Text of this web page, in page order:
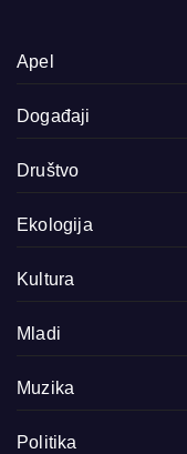
Apel
Događaji
Društvo
Ekologija
Kultura
Mladi
Muzika
Politika